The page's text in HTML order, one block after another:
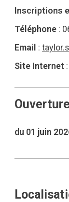
Inscriptions
Téléphone :
Email :
Site Internet :
Ouverture
du 01 juin